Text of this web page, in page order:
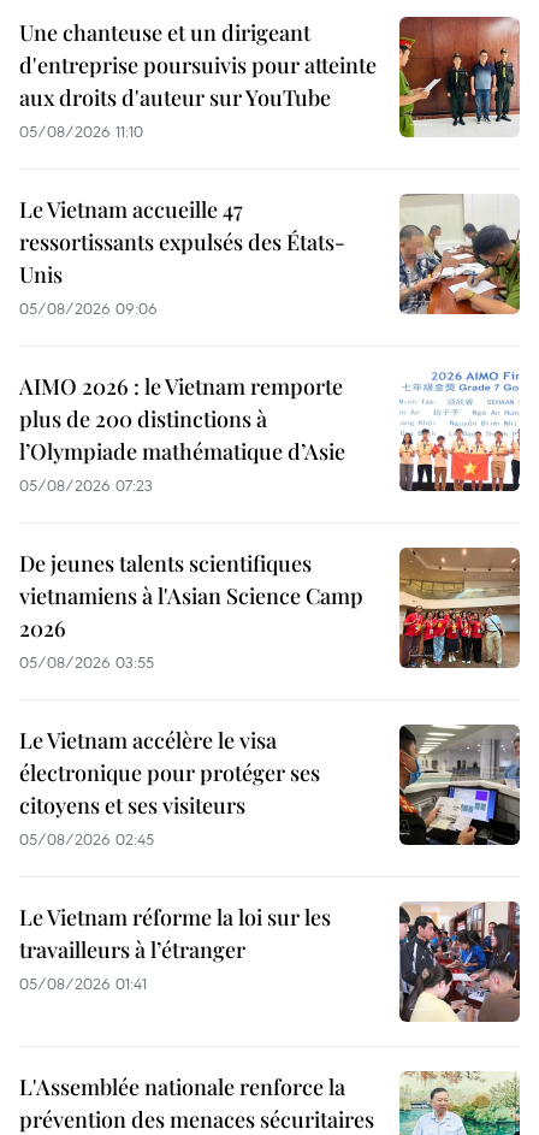
Une chanteuse et un dirigeant
d'entreprise poursuivis pour atteinte
aux droits d'auteur sur YouTube
05/08/2026 11:10
Le Vietnam accueille 47
ressortissants expulsés des États-
Unis
05/08/2026 09:06
AIMO 2026 : le Vietnam remporte
plus de 200 distinctions à
l’Olympiade mathématique d’Asie
05/08/2026 07:23
De jeunes talents scientifiques
vietnamiens à l'Asian Science Camp
2026
05/08/2026 03:55
Le Vietnam accélère le visa
électronique pour protéger ses
citoyens et ses visiteurs
05/08/2026 02:45
Le Vietnam réforme la loi sur les
travailleurs à l’étranger
05/08/2026 01:41
L'Assemblée nationale renforce la
prévention des menaces sécuritaires